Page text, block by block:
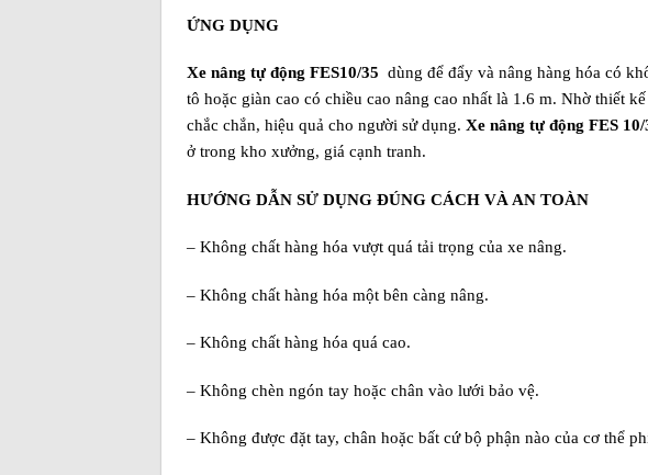
ỨNG DỤNG
Xe nâng tự động FES10/35 dùng để đẩy và nâng hàng hóa có
tô hoặc giàn cao có chiều cao nâng cao nhất là 1.6 m. Nhờ thiết
chắc chắn, hiệu quả cho người sử dụng. Xe nâng tự động FES 10/
ở trong kho xưởng, giá cạnh tranh.
HƯỚNG DẪN SỬ DỤNG ĐÚNG CÁCH VÀ AN TOÀN
– Không chất hàng hóa vượt quá tải trọng của xe nâng.
– Không chất hàng hóa một bên càng nâng.
– Không chất hàng hóa quá cao.
– Không chèn ngón tay hoặc chân vào lưới bảo vệ.
– Không được đặt tay, chân hoặc bất cứ bộ phận nào của cơ thể